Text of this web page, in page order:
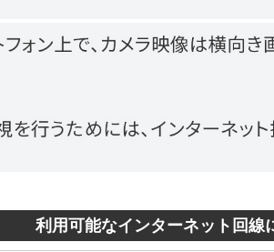
利用可能なインターネット回線